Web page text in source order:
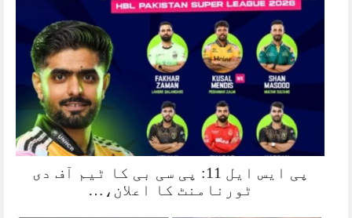
پی ایس ایل 11: پی سی بی کا ٹیم آف دی
ٹورنامنٹ کا اعلان،…